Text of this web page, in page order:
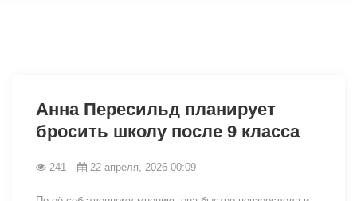
Анна Пересильд планирует
бросить школу после 9 класса
241 22 апреля, 2026 00:09